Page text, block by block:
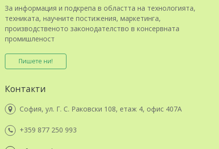
За информация и подкрепа в областта на технологията,
техниката, научните постижения, маркетинга,
производственото законодателство в консервната
промишленост
Пишете ни!
Контакти
София, ул. Г. С. Раковски 108, етаж 4, офис 407А
+359 877 250 993